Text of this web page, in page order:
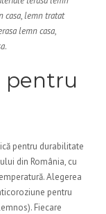
casa,lemn tratat
lemn casa,
.
pentru
pentru durabilitate
din România, cu
Alegerea
pentru
Fiecare